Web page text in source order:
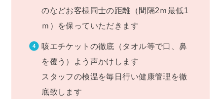
のなどお客様同士の距離（間隔2ｍ最低1
ｍ）を保っていただきます
咳エチケットの徹底（タオル等で口、鼻
を覆う）よう声かけします
スタッフの検温を毎日行い健康管理を徹
底致します